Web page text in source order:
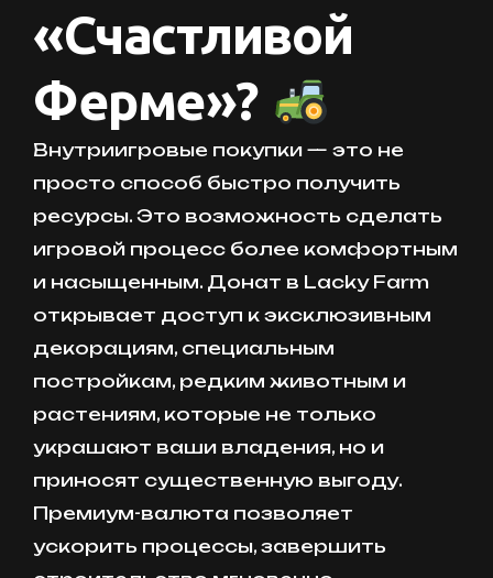
«Счастливой
Ферме»?
Внутриигровые покупки — это не
просто способ быстро получить
ресурсы. Это возможность сделать
игровой процесс более комфортным
и насыщенным. Донат в Lacky Farm
открывает доступ к эксклюзивным
декорациям, специальным
постройкам, редким животным и
растениям, которые не только
украшают ваши владения, но и
приносят существенную выгоду.
Премиум-валюта позволяет
ускорить процессы, завершить